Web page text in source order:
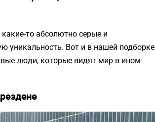
то абсолютно серые и
уникальность. Вот и в нашей подборке
люди, которые видят мир в ином